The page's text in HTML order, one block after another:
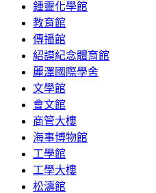
鍾靈化學館
教育館
傳播館
紹謨紀念體育館
麗澤國際學舍
文學館
會文館
商管大樓
海事博物館
工學館
工學大樓
松濤館